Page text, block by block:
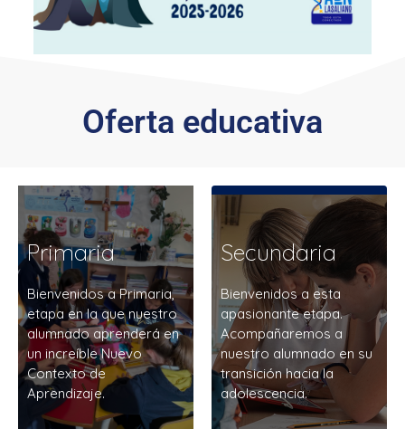
Oferta educativa
Primaria
Bienvenidos a Primaria,
etapa en la que nuestro
alumnado aprenderá en
un increíble Nuevo
Contexto de
Aprendizaje.
Secundaria
Bienvenidos a esta
apasionante etapa.
Acompañaremos a
nuestro alumnado en su
transición hacia la
adolescencia.
GENERALES
\»ALMAS INVENCIBLES\»,
UNA APUESTA DE LA